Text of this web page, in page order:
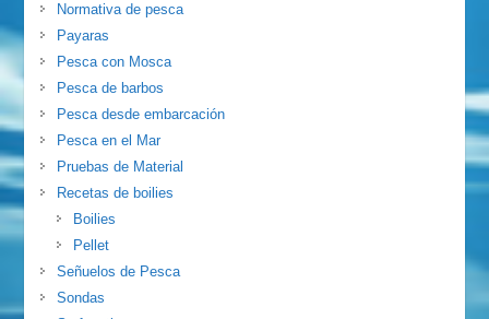
Normativa de pesca
Payaras
Pesca con Mosca
Pesca de barbos
Pesca desde embarcación
Pesca en el Mar
Pruebas de Material
Recetas de boilies
Boilies
Pellet
Señuelos de Pesca
Sondas